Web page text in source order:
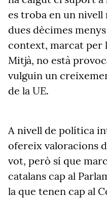
es troba en un nivell
dues dècimes
context, marcat per
Mitjà, no està
vulguin un
de la UE.
A nivell de política
ofereix valoracions
vot, però sí que
catalans cap al
la que tenen cap al